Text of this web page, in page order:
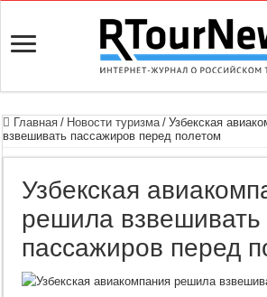
Главная / Новости туризма / Узбекская
взвешивать пассажиров перед полетом
Узбекская
решила взвешивать
пассажиров перед